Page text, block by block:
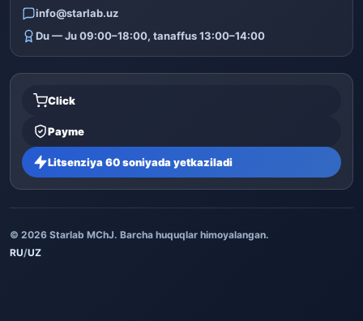
info@starlab.uz
Du — Ju 09:00–18:00, tanaffus 13:00–14:00
Click
Payme
Litsenziya 60 soniyada yetkaziladi
© 2026 Starlab MChJ. Barcha huquqlar himoyalangan.
RU/UZ